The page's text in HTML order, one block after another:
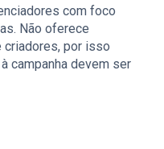
com foco
Não oferece
por isso
campanha devem ser